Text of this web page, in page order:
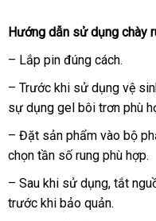
Hướng dẫn sử dụng chày
– Lắp pin đúng cách.
– Trước khi sử dụng vệ
sự dụng gel bôi trơn phù
– Đặt sản phẩm vào bộ
chọn tần số rung phù hợp.
– Sau khi sử dụngtổng
hợp
, tắt
trước khi bảo quản.